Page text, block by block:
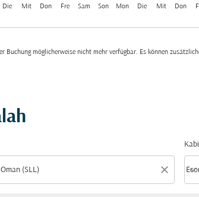
Die Mit Don Fre Sam Son Mon Die Mit Don
möglicherweise nicht mehr verfügbar. Es können
close keyboard_arrow_down